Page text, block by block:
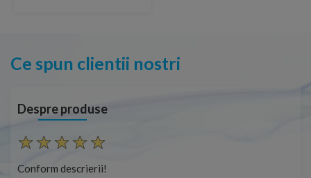
Ce spun clientii nostri
Despre produse
Conform descrierii!